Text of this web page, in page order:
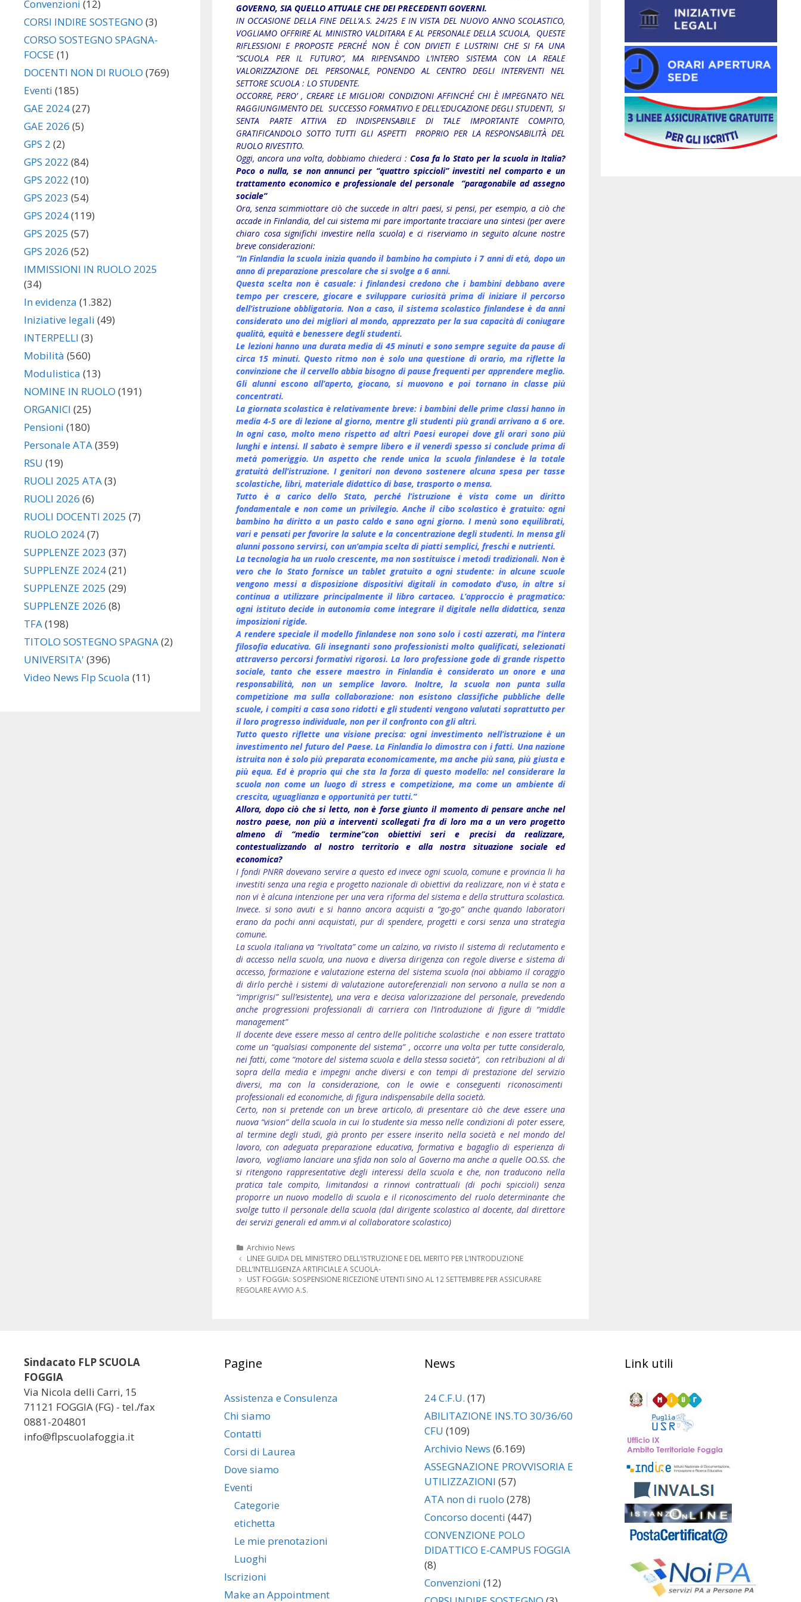
GOVERNO, SIA QUELLO ATTUALE CHE DEI PRECEDENTI GOVERNI.
IN OCCASIONE DELLA FINE DELL’A.S. 24/25 E IN VISTA DEL NUOVO ANNO SCOLASTICO,
VOGLIAMO OFFRIRE AL MINISTRO VALDITARA E AL PERSONALE DELLA SCUOLA, QUESTE
RIFLESSIONI E PROPOSTE PERCHÉ NON È CON DIVIETI E LUSTRINI CHE SI FA UNA
“SCUOLA PER IL FUTURO”, MA RIPENSANDO L’INTERO SISTEMA CON LA REALE
VALORIZZAZIONE DEL PERSONALE, PONENDO AL CENTRO DEGLI INTERVENTI NEL
SETTORE SCUOLA : LO STUDENTE.
OCCORRE, PERO’ , CREARE LE MIGLIORI CONDIZIONI AFFINCHÉ CHI È IMPEGNATO NEL
RAGGIUNGIMENTO DEL SUCCESSO FORMATIVO E DELL’EDUCAZIONE DEGLI STUDENTI, SI
SENTA PARTE ATTIVA ED INDISPENSABILE DI TALE IMPORTANTE COMPITO,
GRATIFICANDOLO SOTTO TUTTI GLI ASPETTI PROPRIO PER LA RESPONSABILITÀ DEL
RUOLO RIVESTITO.
Oggi, ancora una volta, dobbiamo chiederci : Cosa fa lo Stato per la scuola in Italia?
Poco o nulla, se non annunci per “quattro spiccioli” investiti nel comparto e un
trattamento economico e professionale del personale “paragonabile ad assegno
sociale”
Ora, senza scimmiottare ciò che succede in altri paesi, si pensi, per esempio, a ciò che
accade in Finlandia, del cui sistema mi pare importante tracciare una sintesi (per avere
chiaro cosa significhi investire nella scuola) e ci riserviamo in seguito alcune nostre
breve considerazioni:
“In Finlandia la scuola inizia quando il bambino ha compiuto i 7 anni di età, dopo un
anno di preparazione prescolare che si svolge a 6 anni.
Questa scelta non è casuale: i finlandesi credono che i bambini debbano avere
tempo per crescere, giocare e sviluppare curiosità prima di iniziare il percorso
dell’istruzione obbligatoria. Non a caso, il sistema scolastico finlandese è da anni
considerato uno dei migliori al mondo, apprezzato per la sua capacità di coniugare
qualità, equità e benessere degli studenti.
Le lezioni hanno una durata media di 45 minuti e sono sempre seguite da pause di
circa 15 minuti. Questo ritmo non è solo una questione di orario, ma riflette la
convinzione che il cervello abbia bisogno di pause frequenti per apprendere meglio.
Gli alunni escono all’aperto, giocano, si muovono e poi tornano in classe più
concentrati.
La giornata scolastica è relativamente breve: i bambini delle prime classi hanno in
media 4-5 ore di lezione al giorno, mentre gli studenti più grandi arrivano a 6 ore.
In ogni caso, molto meno rispetto ad altri Paesi europei dove gli orari sono più
lunghi e intensi. Il sabato è sempre libero e il venerdì spesso si conclude prima di
metà pomeriggio. Un aspetto che rende unica la scuola finlandese è la totale
gratuità dell’istruzione. I genitori non devono sostenere alcuna spesa per tasse
scolastiche, libri, materiale didattico di base, trasporto o mensa.
Tutto è a carico dello Stato, perché l’istruzione è vista come un diritto
fondamentale e non come un privilegio. Anche il cibo scolastico è gratuito: ogni
bambino ha diritto a un pasto caldo e sano ogni giorno. I menù sono equilibrati,
vari e pensati per favorire la salute e la concentrazione degli studenti. In mensa gli
alunni possono servirsi, con un’ampia scelta di piatti semplici, freschi e nutrienti.
La tecnologia ha un ruolo crescente, ma non sostituisce i metodi tradizionali. Non è
vero che lo Stato fornisce un tablet gratuito a ogni studente: in alcune scuole
vengono messi a disposizione dispositivi digitali in comodato d’uso, in altre si
continua a utilizzare principalmente il libro cartaceo. L’approccio è pragmatico:
ogni istituto decide in autonomia come integrare il digitale nella didattica, senza
imposizioni rigide.
A rendere speciale il modello finlandese non sono solo i costi azzerati, ma l’intera
filosofia educativa. Gli insegnanti sono professionisti molto qualificati, selezionati
attraverso percorsi formativi rigorosi. La loro professione gode di grande rispetto
sociale, tanto che essere maestro in Finlandia è considerato un onore e una
responsabilità, non un semplice lavoro. Inoltre, la scuola non punta sulla
competizione ma sulla collaborazione: non esistono classifiche pubbliche delle
scuole, i compiti a casa sono ridotti e gli studenti vengono valutati soprattutto per
il loro progresso individuale, non per il confronto con gli altri.
Tutto questo riflette una visione precisa: ogni investimento nell’istruzione è un
investimento nel futuro del Paese. La Finlandia lo dimostra con i fatti. Una nazione
istruita non è solo più preparata economicamente, ma anche più sana, più giusta e
più equa. Ed è proprio qui che sta la forza di questo modello: nel considerare la
scuola non come un luogo di stress e competizione, ma come un ambiente di
crescita, uguaglianza e opportunità per tutti.”
Allora, dopo ciò che si letto, non è forse giunto il momento di pensare anche nel
nostro paese, non più a interventi scollegati fra di loro ma a un vero progetto
almeno di “medio termine”con obiettivi seri e precisi da realizzare,
contestualizzando al nostro territorio e alla nostra situazione sociale ed
economica?
I fondi PNRR dovevano servire a questo ed invece ogni scuola, comune e provincia li ha
investiti senza una regia e progetto nazionale di obiettivi da realizzare, non vi è stata e
non vi è alcuna intenzione per una vera riforma del sistema e della struttura scolastica.
Invece. si sono avuti e si hanno ancora acquisti a “go-go” anche quando laboratori
erano da pochi anni acquistati, pur di spendere, progetti e corsi senza una strategia
comune.
La scuola italiana va “rivoltata” come un calzino, va rivisto il sistema di reclutamento e
di accesso nella scuola, una nuova e diversa dirigenza con regole diverse e sistema di
accesso, formazione e valutazione esterna del sistema scuola (noi abbiamo il coraggio
di dirlo perchè i sistemi di valutazione autoreferenziali non servono a nulla se non a
“imprigrisi” sull’esistente), una vera e decisa valorizzazione del personale, prevedendo
anche progressioni professionali di carriera con l’introduzione di figure di “middle
management”
Il docente deve essere messo al centro delle politiche scolastiche e non essere trattato
come un “qualsiasi componente del sistema” , occorre una volta per tutte consideralo,
nei fatti, come “motore del sistema scuola e della stessa società”, con retribuzioni al di
sopra della media e impegni anche diversi e con tempi di prestazione del servizio
diversi, ma con la considerazione, con le ovvie e conseguenti riconoscimenti
professionali ed economiche, di figura indispensabile della società.
Certo, non si pretende con un breve articolo, di presentare ciò che deve essere una
nuova “vision” della scuola in cui lo studente sia messo nelle condizioni di poter essere,
al termine degli studi, già pronto per essere inserito nella società e nel mondo del
lavoro, con adeguata preparazione educativa, formativa e bagaglio di esperienza di
lavoro, vogliamo lanciare una sfida non solo al Governo ma anche a quelle OO.SS. che
si ritengono rappresentative degli interessi della scuola e che, non traducono nella
pratica tale compito, limitandosi a rinnovi contrattuali (di pochi spiccioli) senza
proporre un nuovo modello di scuola e il riconoscimento del ruolo determinante che
svolge tutto il personale della scuola (dal dirigente scolastico al docente, dal direttore
dei servizi generali ed amm.vi al collaboratore scolastico)
Categorie
Archivio News
Navigazione
articolo
LINEE GUIDA DEL MINISTERO DELL’ISTRUZIONE E DEL MERITO PER L’INTRODUZIONE
DELL’INTELLIGENZA ARTIFICIALE A SCUOLA-
UST FOGGIA: SOSPENSIONE RICEZIONE UTENTI SINO AL 12 SETTEMBRE PER ASSICURARE
REGOLARE AVVIO A.S.
Convenzioni (12)
CORSI INDIRE SOSTEGNO (3)
CORSO SOSTEGNO SPAGNA-
FOCSE (1)
DOCENTI NON DI RUOLO (769)
Eventi (185)
GAE 2024(27)
GAE 2026 (5)
GPS 2 (2)
GPS 2022 (84)
GPS 2022 (10)
GPS 2023 (54)
GPS 2024(119)
GPS 2025 (57)
GPS 2026 (52)
IMMISSIONI IN RUOLO 2025
(34)
In evidenza (1.382)
Iniziative legali (49)
INTERPELLI (3)
Mobilità (560)
Modulistica (13)
NOMINE IN RUOLO (191)
ORGANICI (25)
Pensioni (180)
Personale ATA(359)
RSU (19)
RUOLI 2025 ATA(3)
RUOLI 2026 (6)
RUOLI DOCENTI 2025 (7)
RUOLO 2024(7)
SUPPLENZE 2023 (37)
SUPPLENZE 2024(21)
SUPPLENZE 2025 (29)
SUPPLENZE 2026 (8)
TFA(198)
TITOLO SOSTEGNO SPAGNA(2)
UNIVERSITA' (396)
Video News Flp Scuola (11)
Sindacato FLP SCUOLA
FOGGIA
Via Nicola delli Carri, 15
71121 FOGGIA (FG) - tel./fax
0881-204801
info@flpscuolafoggia.it
Pagine
Assistenza e Consulenza
Chi siamo
Contatti
Corsi di Laurea
Dove siamo
Eventi
Categorie
etichetta
Le mie prenotazioni
Luoghi
Iscrizioni
Make an Appointment
News
24 C.F.U. (17)
ABILITAZIONE INS.TO 30/36/60
CFU (109)
Archivio News (6.169)
ASSEGNAZIONE PROVVISORIA E
UTILIZZAZIONI (57)
ATA non di ruolo (278)
Concorso docenti (447)
CONVENZIONE POLO
DIDATTICO E-CAMPUS FOGGIA
(8)
Convenzioni (12)
Link utili